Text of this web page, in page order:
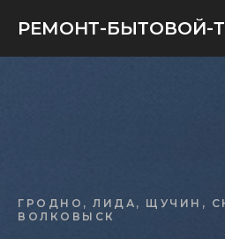
РЕМОНТ-БЫТОВОЙ-
ГРОДНО, ЛИДА, ЩУЧИН,
ВОЛКОВЫСК